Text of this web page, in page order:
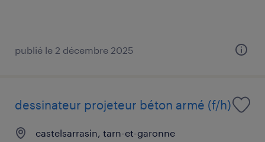
publié le 2 décembre 2025
dessinateur projeteur béton armé (f/h)
castelsarrasin, tarn-et-garonne